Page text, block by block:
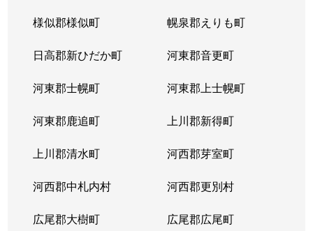
様似郡様似町 幌泉郡えりも町
日高郡新ひだか町 河東郡音更町
河東郡士幌町 河東郡上士幌町
河東郡鹿追町 上川郡新得町
上川郡清水町 河西郡芽室町
河西郡中札内村 河西郡更別村
広尾郡大樹町 広尾郡広尾町